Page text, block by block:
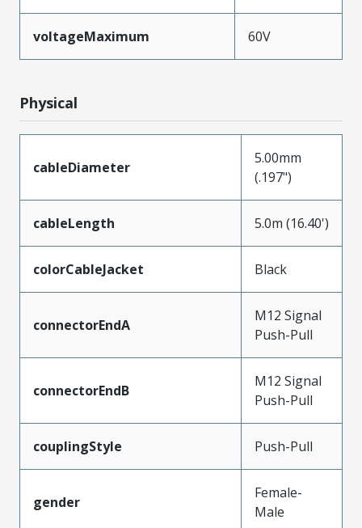
voltageMaximum 60V
Physical
cableDiameter
5.00mm
(.197")
cableLength 5.0m (16.40')
colorCableJacket Black
connectorEndA
M12 Signal
Push-Pull
connectorEndB
M12 Signal
Push-Pull
couplingStyle Push-Pull
gender
Female-
Male